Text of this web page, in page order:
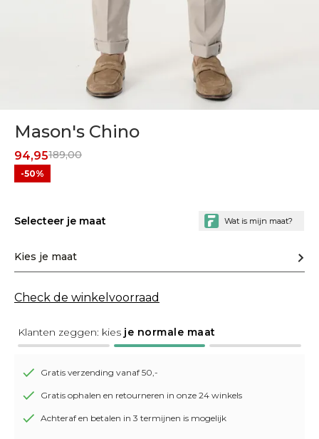
Mason's Chino
189,00
94,95
-50%
Selecteer je maat
Kies je maat
Check de winkelvoorraad
Klanten zeggen: kies je normale maat
Gratis verzending vanaf 50,-
Gratis ophalen en retourneren in onze 24 winkels
Achteraf en betalen in 3 termijnen is mogelijk